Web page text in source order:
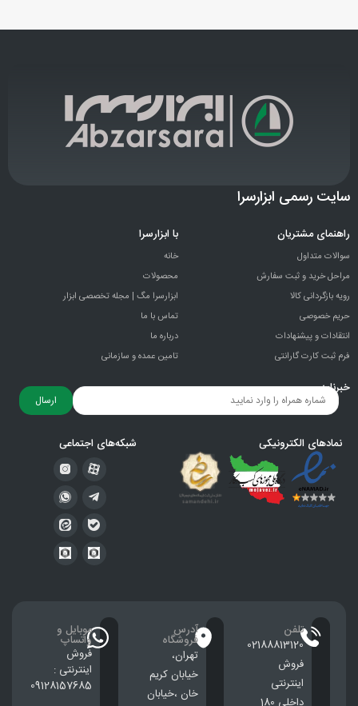
سایت رسمی ابزارسرا
راهنمای مشتریان
سوالات متداول
مراحل خرید و ثبت سفارش
رویه بازگردانی کالا
حریم خصوصی
انتقادات و پيشنهادات
فرم ثبت کارت گارانتی
با ابزارسرا
خانه
محصولات
ابزارسرا مگ | مجله تخصصی ابزار
تماس با ما
درباره ما
تامین عمده و سازمانی
خبرنامه
ارسال
نمادهای الکترونیکی شبکه‌های اجتماعی
تلفن
02188813120
فروش
اینترنتی
آدرس
فروشگاه
تهران،
خيابان كريم
خان ،خيابان
موبایل و
واتساپ
فروش
اینترنتی :
09128157685